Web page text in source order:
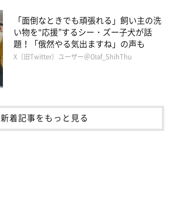
「面倒なときでも頑張れる」飼い主の洗
い物を“応援”するシー・ズー子犬が話
題！「俄然やる気出ますね」の声も
X（旧Twitter）ユーザー＠Olaf_ShihThu
新着記事をもっと見る